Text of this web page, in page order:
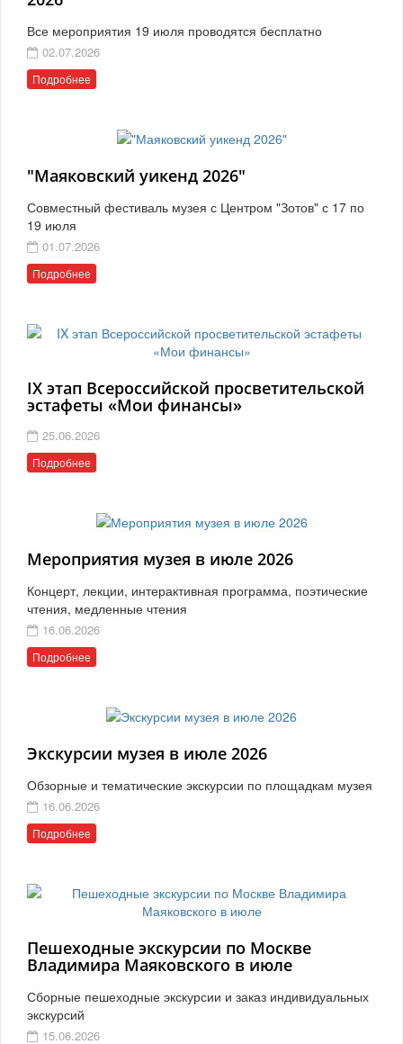
Все мероприятия 19 июля проводятся бесплатно
02.07.2026
Подробнее
"Маяковский уикенд 2026"
Совместный фестиваль музея с Центром "Зотов" с 17 по
19 июля
01.07.2026
Подробнее
IX этап Всероссийской просветительской
эстафеты «Мои финансы»
25.06.2026
Подробнее
Мероприятия музея в июле 2026
Концерт, лекции, интерактивная программа, поэтические
чтения, медленные чтения
16.06.2026
Подробнее
Экскурсии музея в июле 2026
Обзорные и тематические экскурсии по площадкам музея
16.06.2026
Подробнее
Пешеходные экскурсии по Москве
Владимира Маяковского в июле
Сборные пешеходные экскурсии и заказ индивидуальных
экскурсий
15.06.2026